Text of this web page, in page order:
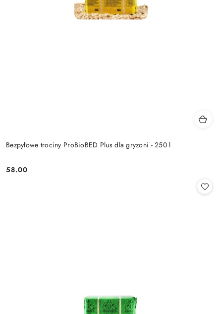
Bezpyłowe trociny ProBioBED Plus dla gryzoni - 250 l
Cena:
58.00